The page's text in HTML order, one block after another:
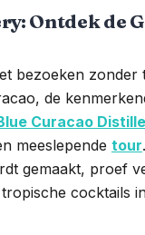
Ontdek de
bezoeken zonder
de
Curacao
meeslepende tour
gemaakt, proef
cocktails